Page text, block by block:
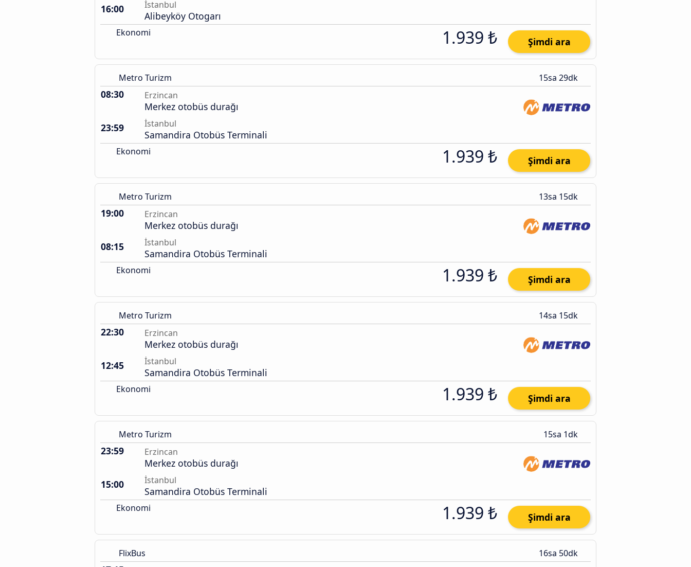
16:00
İstanbul
Alibeyköy Otogarı
Ekonomi 1.939 ₺ Şimdi ara
Metro Turizm 15sa 29dk
08:30 Erzincan
Merkez otobüs durağı
23:59
İstanbul
Samandira Otobüs Terminali
Ekonomi 1.939 ₺ Şimdi ara
Metro Turizm 13sa 15dk
19:00 Erzincan
Merkez otobüs durağı
08:15
İstanbul
Samandira Otobüs Terminali
Ekonomi 1.939 ₺ Şimdi ara
Metro Turizm 14sa 15dk
22:30 Erzincan
Merkez otobüs durağı
12:45
İstanbul
Samandira Otobüs Terminali
Ekonomi 1.939 ₺ Şimdi ara
Metro Turizm 15sa 1dk
23:59 Erzincan
Merkez otobüs durağı
15:00
İstanbul
Samandira Otobüs Terminali
Ekonomi 1.939 ₺ Şimdi ara
FlixBus 16sa 50dk